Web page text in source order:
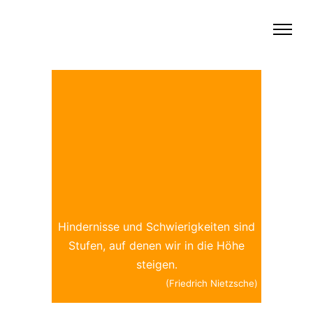
Hindernisse und Schwierigkeiten sind
Stufen, auf denen wir in die Höhe
steigen.
(Friedrich Nietzsche)